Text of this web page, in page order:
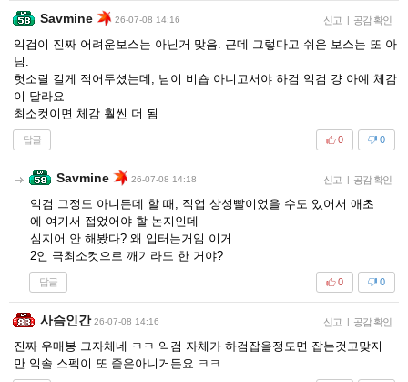
Savmine 26-07-08 14:16 신고 | 공감 확인
익검이 진짜 어려운보스는 아닌거 맞음. 근데 그렇다고 쉬운 보스는 또 아
님.
헛소릴 길게 적어두셨는데, 님이 비숍 아니고서야 하검 익검 걍 아예 체감
이 달라요
최소컷이면 체감 훨씬 더 됨
답글 0
0
Savmine 26-07-08 14:18 신고 | 공감 확인
익검 그정도 아니든데 할 때, 직업 상성빨이었을 수도 있어서 애초
에 여기서 접었어야 할 논지인데
심지어 안 해봤다? 왜 입터는거임 이거
2인 극최소컷으로 깨기라도 한 거야?
답글 0
0
사슴인간 26-07-08 14:16 신고 | 공감 확인
진짜 우매봉 그자체네 ㅋㅋ 익검 자체가 하검잡을정도면 잡는것고맞지
만 익솔 스펙이 또 졷은아니거든요 ㅋㅋ